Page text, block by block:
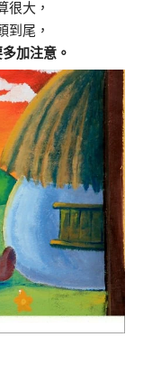
很大，
到尾，
加注意。